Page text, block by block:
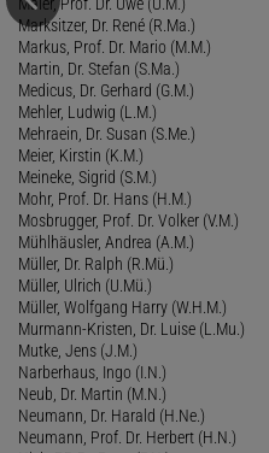
Marksitzer, Dr. René (R.Ma.)
Markus, Prof. Dr. Mario (M.M.)
Martin, Dr. Stefan (S.Ma.)
Medicus, Dr. Gerhard (G.M.)
Mehler, Ludwig (L.M.)
Mehraein, Dr. Susan (S.Me.)
Meier, Kirstin (K.M.)
Meineke, Sigrid (S.M.)
Mohr, Prof. Dr. Hans (H.M.)
Mosbrugger, Prof. Dr. Volker (V.M.)
Mühlhäusler, Andrea (A.M.)
Müller, Dr. Ralph (R.Mü.)
Müller, Ulrich (U.Mü.)
Müller, Wolfgang Harry (W.H.M.)
Murmann-Kristen, Dr. Luise (L.Mu.)
Mutke, Jens (J.M.)
Narberhaus, Ingo (I.N.)
Neub, Dr. Martin (M.N.)
Neumann, Dr. Harald (H.Ne.)
Neumann, Prof. Dr. Herbert (H.N.)